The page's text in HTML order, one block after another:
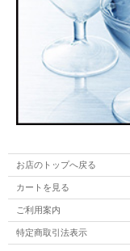
お店のトップへ戻る
カートを見る
ご利用案内
特定商取引法表示